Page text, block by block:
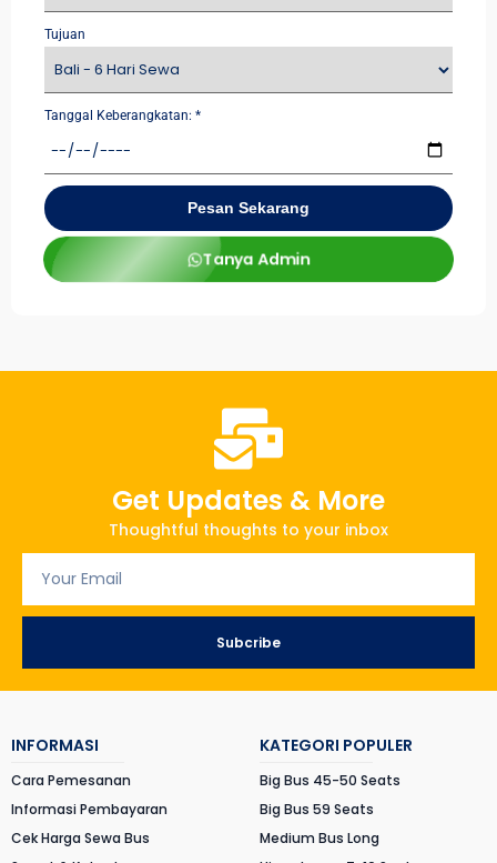
Tujuan
Tanggal Keberangkatan: *
Pesan Sekarang
Tanya Admin
Get Updates & More
Thoughtful thoughts to your inbox
Subcribe
INFORMASI
Cara Pemesanan
Informasi Pembayaran
Cek Harga Sewa Bus
KATEGORI POPULER
Big Bus 45-50 Seats
Big Bus 59 Seats
Medium Bus Long